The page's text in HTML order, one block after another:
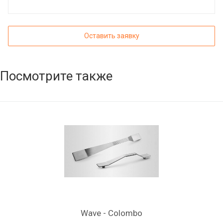
Оставить заявку
Посмотрите также
Wave - Colombo